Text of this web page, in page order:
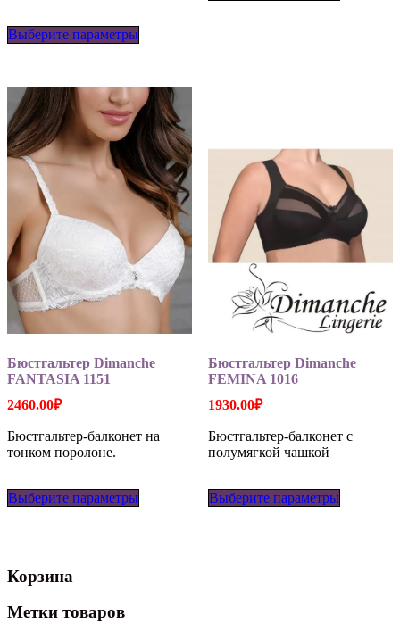
Выберите параметры
Опции
можно
выбрать
на
странице
товара.
Бюстгальтер Dimanche
FANTASIA 1151
2460.00₽
Бюстгальтер-балконет на
тонком поролоне.
Выберите параметры
Бюстгальтер Dimanche
FEMINA 1016
1930.00₽
Бюстгальтер-балконет с
полумягкой чашкой
Выберите параметры
Корзина
Метки товаров